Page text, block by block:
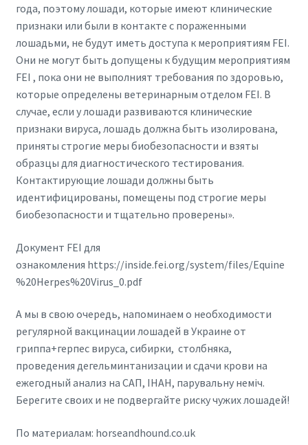
года, поэтому лошади, которые имеют клинические
признаки или были в контакте с пораженными
лошадьми, не будут иметь доступа к мероприятиям FEI.
Они не могут быть допущены к будущим мероприятиям
FEI , пока они не выполният требования по здоровью,
которые определены ветеринарным отделом FEI. В
случае, если у лошади развиваются клинические
признаки вируса, лошадь должна быть изолирована,
приняты строгие меры биобезопасности и взяты
образцы для диагностического тестирования.
Контактирующие лошади должны быть
идентифицированы, помещены под строгие меры
биобезопасности и тщательно проверены».
Документ FEI для
ознакомления https://inside.fei.org/system/files/Equine
%20Herpes%20Virus_0.pdf
А мы в свою очередь, напоминаем о необходимости
регулярной вакцинации лошадей в Украине от
гриппа+герпес вируса, сибирки, столбняка,
проведения дегельминтанизации и сдачи крови на
ежегодный анализ на САП, ІНАН, парувальну неміч.
Берегите своих и не подвергайте риску чужих лошадей!
По материалам: horseandhound.co.uk